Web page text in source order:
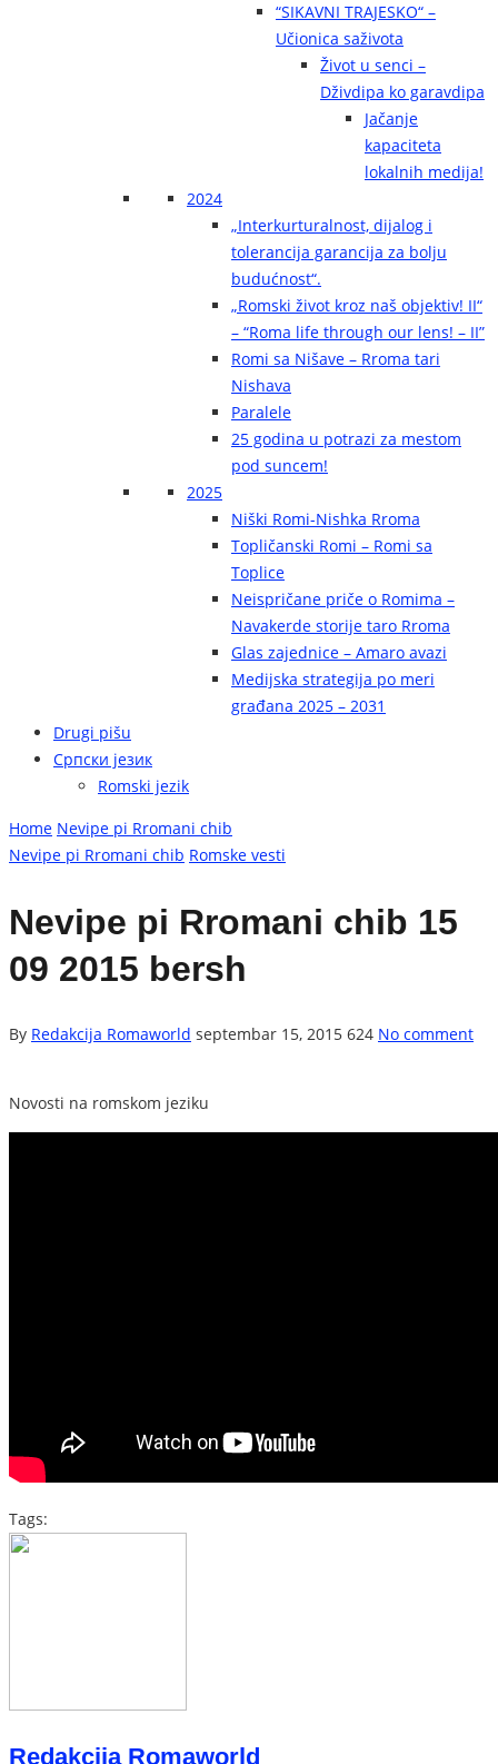
“SIKAVNI TRAJESKO“ –
Učionica saživota
Život u senci –
Dživdipa ko garavdipa
Jačanje
kapaciteta
lokalnih medija!
2024
„Interkurturalnost, dijalog i
tolerancija garancija za bolju
budućnost“.
„Romski život kroz naš objektiv! II“
– “Roma life through our lens! – II”
Romi sa Nišave – Rroma tari
Nishava
Paralele
25 godina u potrazi za mestom
pod suncem!
2025
Niški Romi-Nishka Rroma
Topličanski Romi – Romi sa
Toplice
Neispričane priče o Romima –
Navakerde storije taro Rroma
Glas zajednice – Amaro avazi
Medijska strategija po meri
građana 2025 – 2031
Drugi pišu
Српски језик
Romski jezik
Home Nevipe pi Rromani chib
Nevipe pi Rromani chib Romske vesti
Nevipe pi Rromani chib 15
09 2015 bersh
By Redakcija Romaworld septembar 15, 2015 624 No comment
Novosti na romskom jeziku
Tags:
Redakcija Romaworld